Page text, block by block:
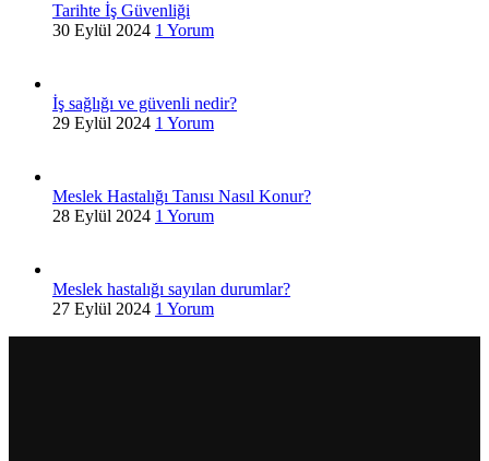
Tarihte İş Güvenliği
30 Eylül 2024 1 Yorum
İş sağlığı ve güvenli nedir?
29 Eylül 2024 1 Yorum
Meslek Hastalığı Tanısı Nasıl Konur?
28 Eylül 2024 1 Yorum
Meslek hastalığı sayılan durumlar?
27 Eylül 2024 1 Yorum